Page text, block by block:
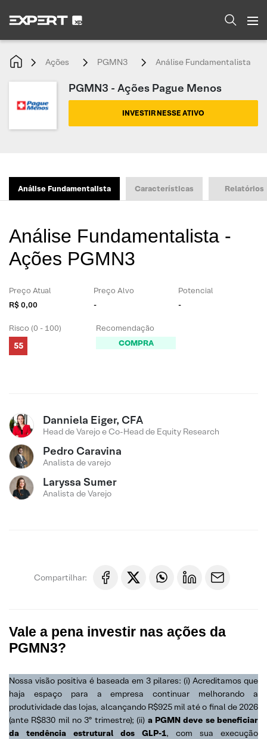
Ações PGMN3 Análise Fundamentalista
PGMN3 - Ações Pague Menos
INVESTIR NESSE ATIVO
Análise Fundamentalista Características Relatórios
Análise Fundamentalista -
Ações PGMN3
Preço Atual
R$ 0,00
Preço Alvo
-
Potencial
-
Risco (0 - 100)
55
Recomendação
COMPRA
Danniela Eiger, CFA
Head de Varejo e Co-Head de Equity Research
Pedro Caravina
Analista de varejo
Laryssa Sumer
Analista de Varejo
Compartilhar:
Vale a pena investir nas ações da
PGMN3?
Nossa visão positiva é baseada em 3 pilares: (i) Acreditamos que
haja espaço para a empresa continuar melhorando a
produtividade das lojas, alcançando R$925 mil até o final de 2026
(ante R$830 mil no 3º trimestre); (ii) a PGMN deve se beneficiar
da tendência estrutural dos GLP-1, com sua execução